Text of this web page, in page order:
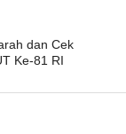
dan Cek
Ke-81 RI